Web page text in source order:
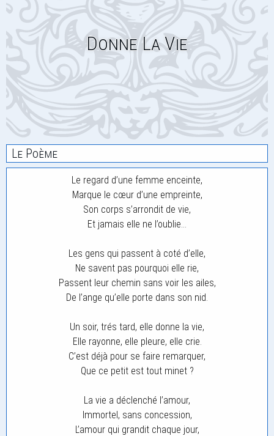
Donne La Vie
Le Poème
Le regard d’une femme enceinte,
Marque le cœur d’une empreinte,
Son corps s’arrondit de vie,
Et jamais elle ne l’oublie…
Les gens qui passent à coté d’elle,
Ne savent pas pourquoi elle rie,
Passent leur chemin sans voir les ailes,
De l’ange qu’elle porte dans son nid.
Un soir, trés tard, elle donne la vie,
Elle rayonne, elle pleure, elle crie.
C’est déjà pour se faire remarquer,
Que ce petit est tout minet ?
La vie a déclenché l’amour,
Immortel, sans concession,
L’amour qui grandit chaque jour,